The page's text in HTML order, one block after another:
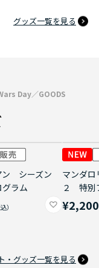
グッズ一覧を見る
Day／GOODS
ン シーズン
ラム
マンダ
２ 特別
¥2,200
・グッズ一覧を見る